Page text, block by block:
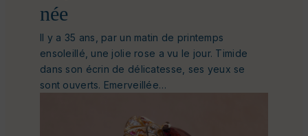
née
Il y a 35 ans, par un matin de printemps
ensoleillé, une jolie rose a vu le jour. Timide
dans son écrin de délicatesse, ses yeux se
sont ouverts. Emerveillée…